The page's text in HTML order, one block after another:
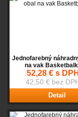
Jednofarebný
na vak
52,28 € s DPH
42,50 € bez
Detail